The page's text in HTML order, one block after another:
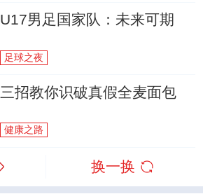
U17男足国家队：未来可期
足球之夜
三招教你识破真假全麦面包
健康之路
换一换